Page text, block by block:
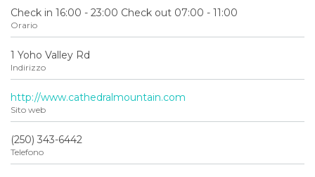
Check in 16:00 - 23:00 Check out 07:00 - 11:00
Orario
1 Yoho Valley Rd
Indirizzo
http://www.cathedralmountain.com
Sito web
(250) 343-6442
Telefono